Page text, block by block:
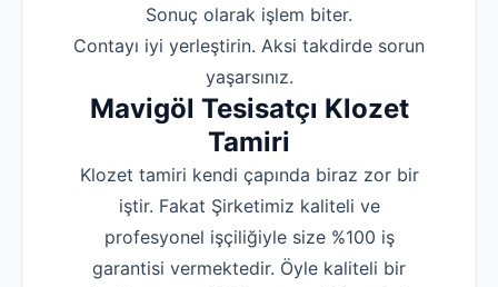
‌Sonuç olarak işlem biter.
‌Contayı iyi yerleştirin. Aksi takdirde sorun
yaşarsınız.
Mavigöl Tesisatçı Klozet
Tamiri
Klozet tamiri kendi çapında biraz zor bir
iştir. Fakat Şirketimiz kaliteli ve
profesyonel işçiliğiyle size %100 iş
garantisi vermektedir. Öyle kaliteli bir